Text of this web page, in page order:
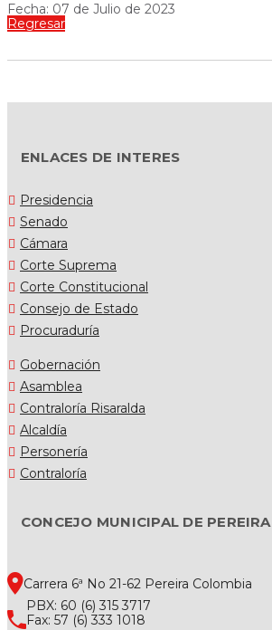
Fecha: 07 de Julio de 2023
Regresar
ENLACES DE INTERES
Presidencia
Senado
Cámara
Corte Suprema
Corte Constitucional
Consejo de Estado
Procuraduría
Gobernación
Asamblea
Contraloría Risaralda
Alcaldía
Personería
Contraloría
CONCEJO MUNICIPAL DE PEREIRA
Carrera 6ª No 21-62 Pereira Colombia
PBX: 60 (6) 315 3717
Fax: 57 (6) 333 1018